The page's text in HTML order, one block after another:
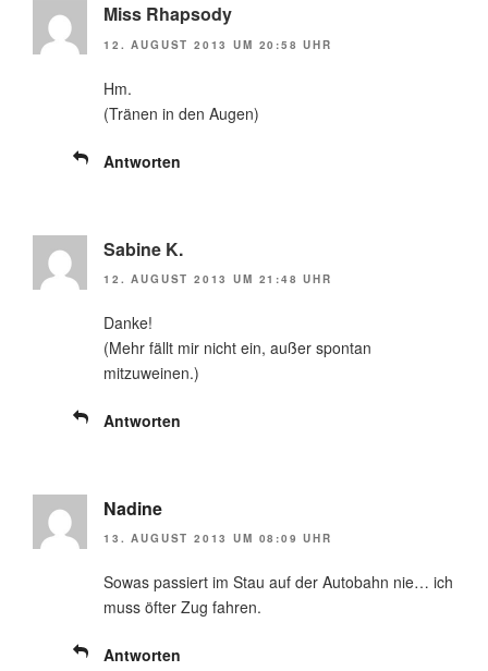
Miss Rhapsody
12. AUGUST 2013 UM 20:58 UHR
Hm.
(Tränen in den Augen)
Antworten
Sabine K.
12. AUGUST 2013 UM 21:48 UHR
Danke!
(Mehr fällt mir nicht ein, außer spontan
mitzuweinen.)
Antworten
Nadine
13. AUGUST 2013 UM 08:09 UHR
Sowas passiert im Stau auf der Autobahn nie… ich
muss öfter Zug fahren.
Antworten